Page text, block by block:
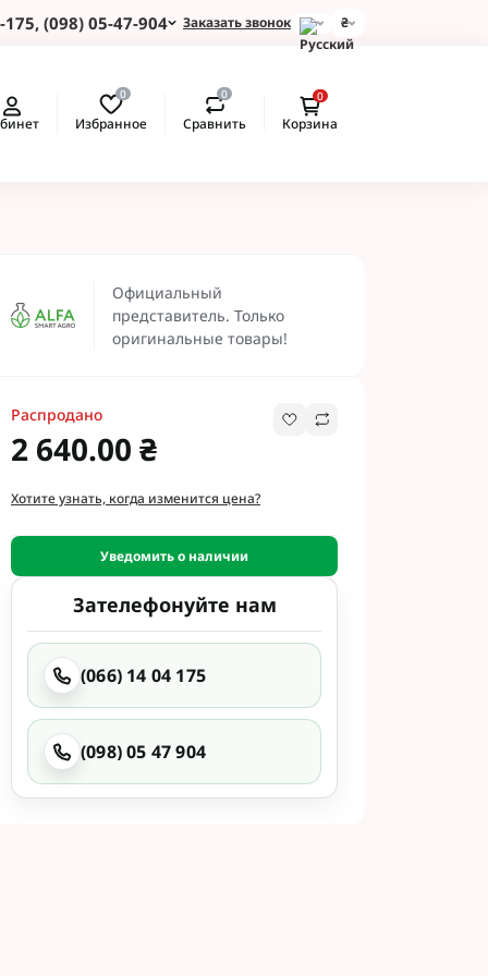
(098) 05-47-904 Заказать звонок ₴
0
Избранное
0
Сравнить
0
Корзина
Сингента под
Сингента Под
для Пшеницы
для Подсолнуха
Картофеля
Пест ЮА
Официальный
представитель. Только
оригинальные товары!
Распродано
2 640.00 ₴
Хотите узнать, когда изменится цена?
Уведомить о наличии
Зателефонуйте нам
(066) 14 04 175
(098) 05 47 904